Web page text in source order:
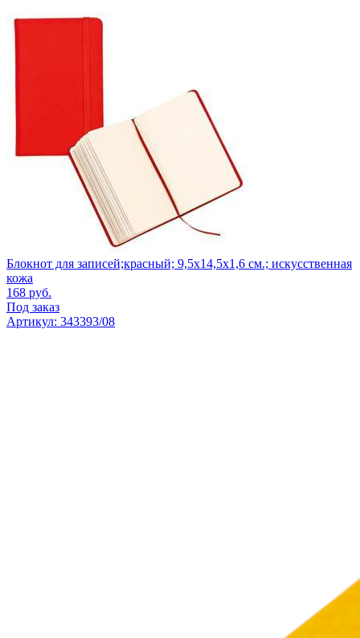
Блокнот для записей;красный; 9,5х14,5х1,6 см.; искусственная
кожа
168 руб.
Под заказ
Артикул: 343393/08